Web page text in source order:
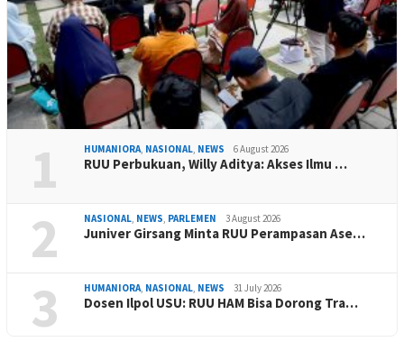
1 HUMANIORA, NASIONAL, NEWS 6 August 2026
RUU Perbukuan, Willy Aditya: Akses Ilmu …
2 NASIONAL, NEWS, PARLEMEN 3 August 2026
Juniver Girsang Minta RUU Perampasan Ase…
3 HUMANIORA, NASIONAL, NEWS 31 July 2026
Dosen Ilpol USU: RUU HAM Bisa Dorong Tra…